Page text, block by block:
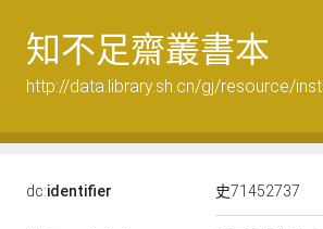
知不足齋叢書本
http://data.library.sh.cn/gj/resource/
dc:identifier 史71452737